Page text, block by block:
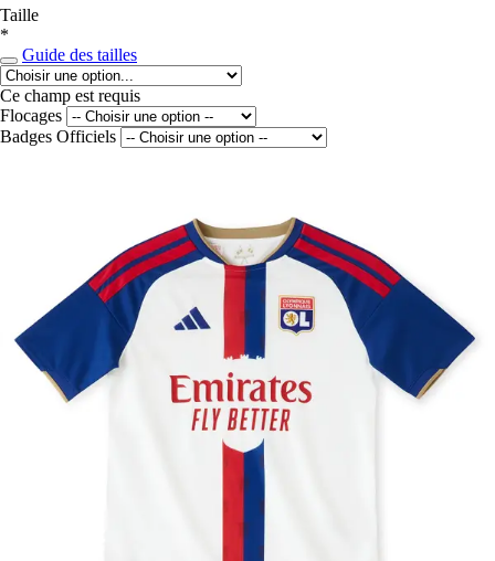
Taille
*
Guide des tailles
Ce champ est requis
Flocages
Badges Officiels